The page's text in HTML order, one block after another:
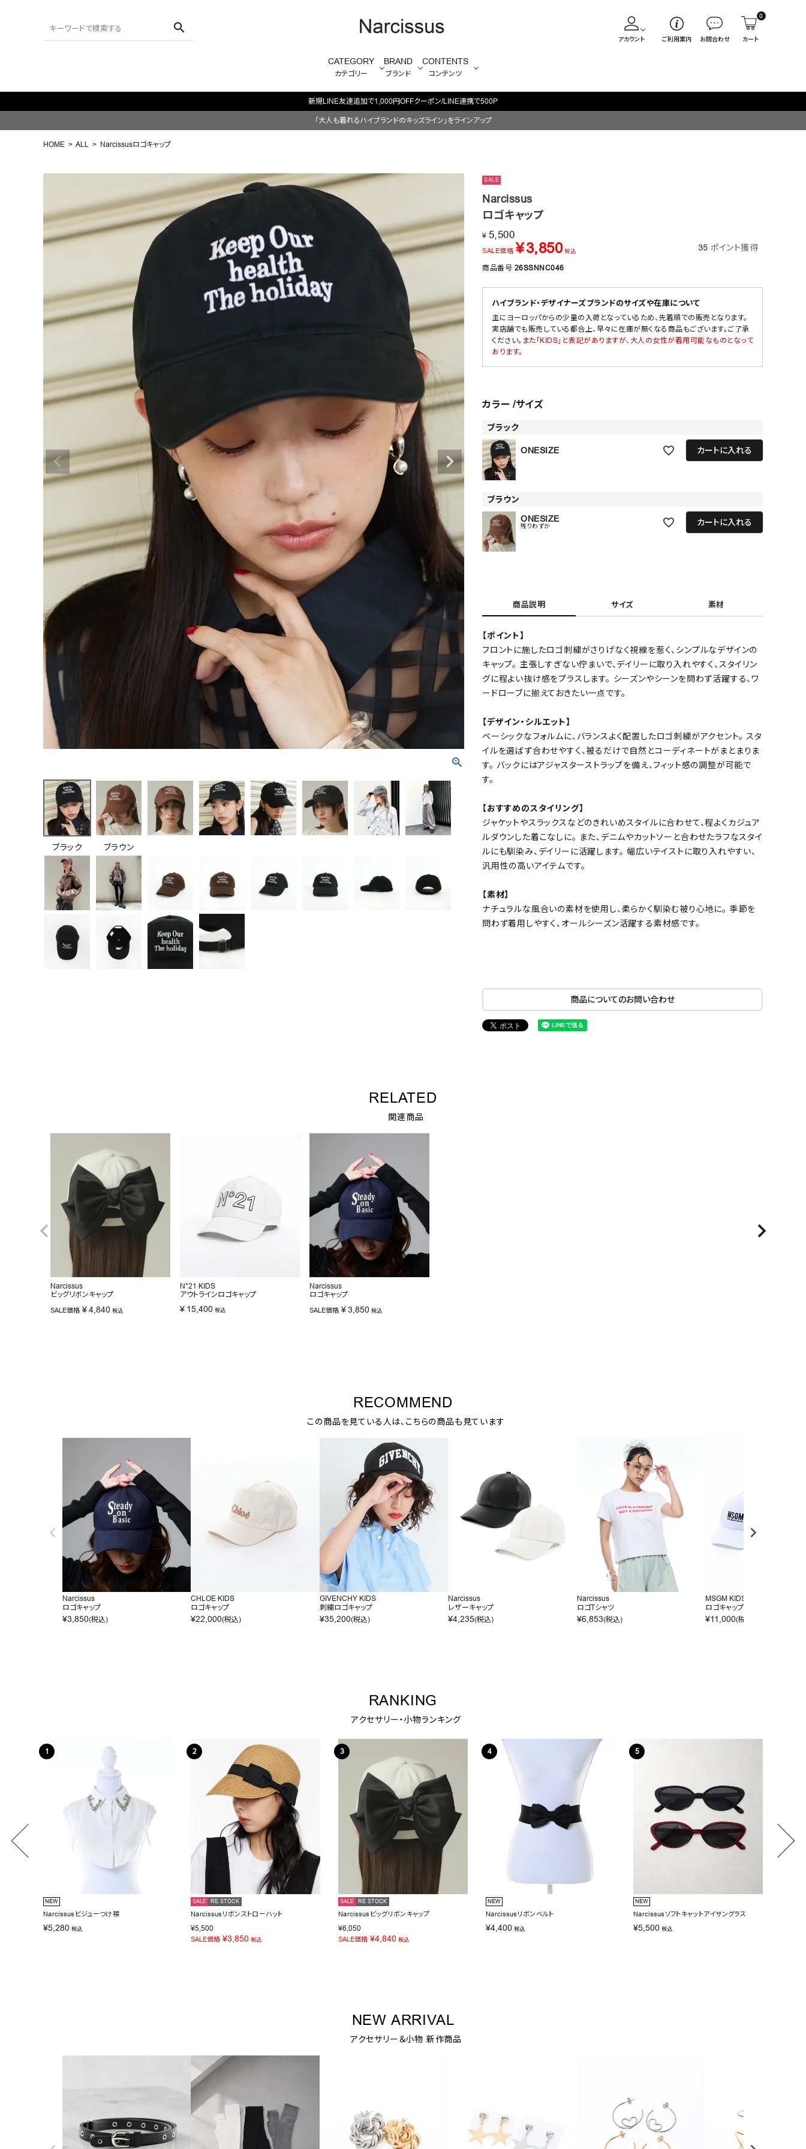
search
アカウント ご利用案内 お問合わせ
0
カート
CATEGORY
カテゴリー
BRAND
ブランド
CONTENTS
コンテンツ
search
OUTLET
COMING SOON
INFORMATION
お問い合わせ
毎週火/金はオリジナル・木はブランド入荷販売日
「大人も着れるハイブランドのキッズライン」をラインアップ
HOME ALL Narcissusロゴキャップ
ブラック ブラウン
SALE
Narcissus
ロゴキャップ
¥ 5,500
SALE価格 ¥3,850 税込 35 ポイント獲得
商品番号 26SSNNC046
ハイブランド・デザイナーズブランドのサイズや在庫について
主にヨーロッパからの少量の入荷となっているため、先着順での販売となります。
実店舗でも販売している都合上、早々に在庫が無くなる商品もございます。ご了承
ください。 また「KIDS」と表記がありますが、大人の女性が着用可能なものとなって
おります。
カラー サイズ
ブラック
ONESIZE カートに入れる
ブラウン
ONESIZE
残りわずか カートに入れる
商品説明 サイズ 素材
【ポイント】
フロントに施したロゴ刺繍がさりげなく視線を惹く、シンプルなデザインの
キャップ。 主張しすぎない佇まいで、デイリーに取り入れやすく、スタイリン
グに程よい抜け感をプラスします。 シーズンやシーンを問わず活躍する、ワ
ードローブに揃えておきたい一点です。
【デザイン・シルエット】
ベーシックなフォルムに、バランスよく配置したロゴ刺繍がアクセント。 スタ
イルを選ばず合わせやすく、被るだけで自然とコーディネートがまとまりま
す。 バックにはアジャスターストラップを備え、フィット感の調整が可能で
す。
【おすすめのスタイリング】
ジャケットやスラックスなどのきれいめスタイルに合わせて、程よくカジュア
ルダウンした着こなしに。 また、デニムやカットソーと合わせたラフなスタイ
ルにも馴染み、デイリーに活躍します。 幅広いテイストに取り入れやすい、
汎用性の高いアイテムです。
【素材】
ナチュラルな風合いの素材を使用し、柔らかく馴染む被り心地に。 季節を
問わず着用しやすく、オールシーズン活躍する素材感です。
商品についてのお問い合わせ
RELATED
関連商品
Narcissus
ビッグリボンキャップ
SALE価格 ¥4,840 税込
N°21 KIDS
アウトラインロゴキャップ
¥ 15,400 税込
Narcissus
ロゴキャップ
SALE価格 ¥3,850 税込
RECOMMEND
この商品を見ている人は、こちらの商品も見ています
Narcissus
ロゴキャップ
¥3,850(税込)
CHLOE KIDS
ロゴキャップ
¥22,000(税込)
GIVENCHY KIDS
刺繍ロゴキャップ
¥35,200(税込)
Narcissus
レザーキャップ
¥4,235(税込)
Narcissus
ロゴTシャツ
¥6,853(税込)
MSGM KIDS
ロゴキャップ
¥11,000(税込)
RANKING
アクセサリー・小物ランキング
NEW
Narcissusビジューつけ襟
¥5,280 税込
SALE RE STOCK
Narcissusリボンストローハット
¥5,500
SALE価格 ¥3,850 税込
SALE RE STOCK
Narcissusビッグリボンキャップ
¥6,050
SALE価格 ¥4,840 税込
NEW
Narcissusリボンベルト
¥4,400 税込
NEW
Narcissusソフトキャットアイサングラス
¥5,500 税込
NEW ARRIVAL
アクセサリー＆小物 新作商品